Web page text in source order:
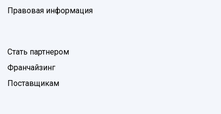
Правовая информация
Стать партнером
Франчайзинг
Поставщикам